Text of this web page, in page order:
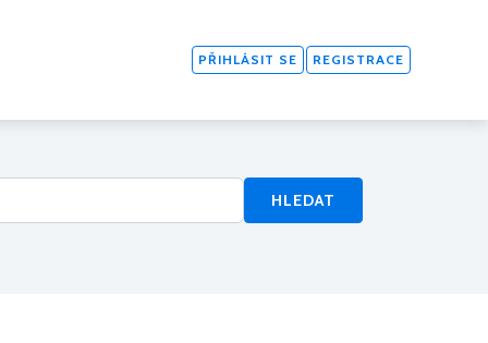
PŘIHLÁSIT SE REGISTRACE
HLEDAT